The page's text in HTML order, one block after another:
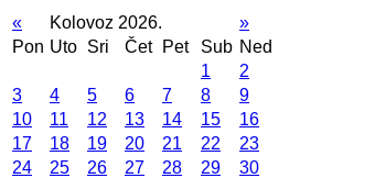
« Kolovoz 2026.
»
Pon Uto Sri Čet Pet Sub Ned
1
2
3
4 5 6 7 8
9
10
11 12 13 14 15
16
17
18 19 20 21 22
23
24
25 26 27 28 29
30